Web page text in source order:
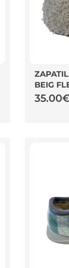
BEIG
35.00